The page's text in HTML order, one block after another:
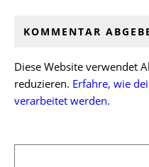
Diese Website verwendet
reduzieren. Erfahre, wie
verarbeitet werden.